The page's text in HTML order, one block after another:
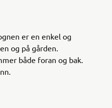
er en enkel og
og på gården.
både foran og bak.